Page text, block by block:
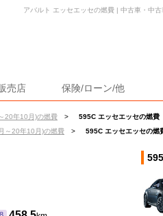
売店 保険/ローン/他
20年10月)の燃費 >
595C エッセエッセの燃費
～20年10月)の燃費 > 595C エッセエッセの燃
アバルト エッセエッセの燃費 | 中古車・中